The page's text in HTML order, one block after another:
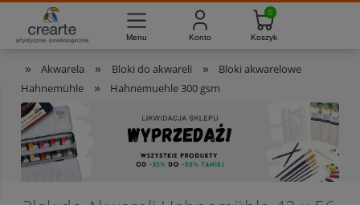
» Akwarela » Bloki do akwareli »
Bloki akwarelowe
Hahnemühle
» Hahnemuehle 300 gsm
Masz pytania? 733-012-789 Pon. - Pt. 8:00 - 16:00